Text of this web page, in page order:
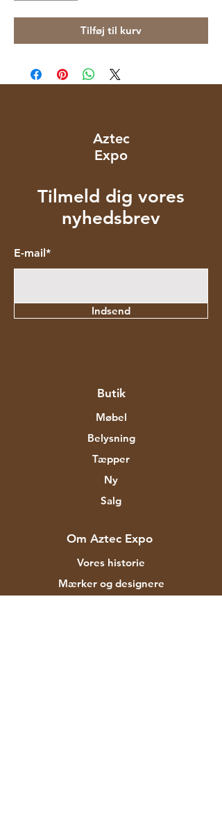
Tilføj til kurv
Aztec
Expo
Tilmeld dig vores
nyhedsbrev
E-mail*
Indsend
Butik
Møbel
Belysning
Tæpper
Ny
Salg
Om Aztec Expo
Vores historie
Mærker og designere